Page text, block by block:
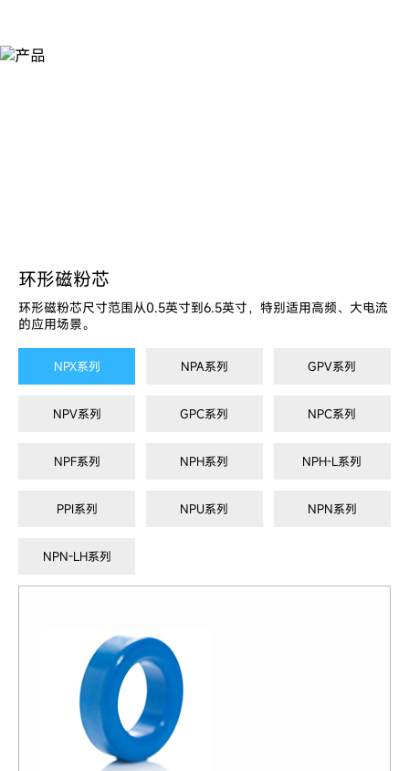
环形磁粉芯
环形磁粉芯尺寸范围从0.5英寸到6.5英寸，特别适用高频、大电流
的应用场景。
NPX系列 NPA系列 GPV系列
NPV系列 GPC系列 NPC系列
NPF系列 NPH系列 NPH-L系列
PPI系列 NPU系列 NPN系列
NPN-LH系列